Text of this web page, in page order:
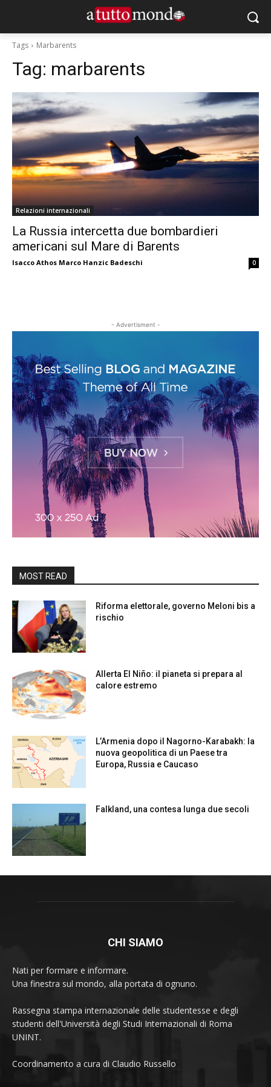
Tags Marbarents
Tag: marbarents
Relazioni internazionali
La Russia intercetta due bombardieri
americani sul Mare di Barents
Isacco Athos Marco Hanzic Badeschi 0
- Advertisment -
MOST READ
Riforma elettorale, governo Meloni bis a
rischio
Allerta El Niño: il pianeta si prepara al
calore estremo
L’Armenia dopo il Nagorno-Karabakh: la
nuova geopolitica di un Paese tra
Europa, Russia e Caucaso
Falkland, una contesa lunga due secoli
CHI SIAMO
Nati per formare e informare.
Una finestra sul mondo, alla portata di ognuno.
Rassegna stampa internazionale delle studentesse e degli
studenti dell'Università degli Studi Internazionali di Roma
UNINT.
Coordinamento a cura di Claudio Russello